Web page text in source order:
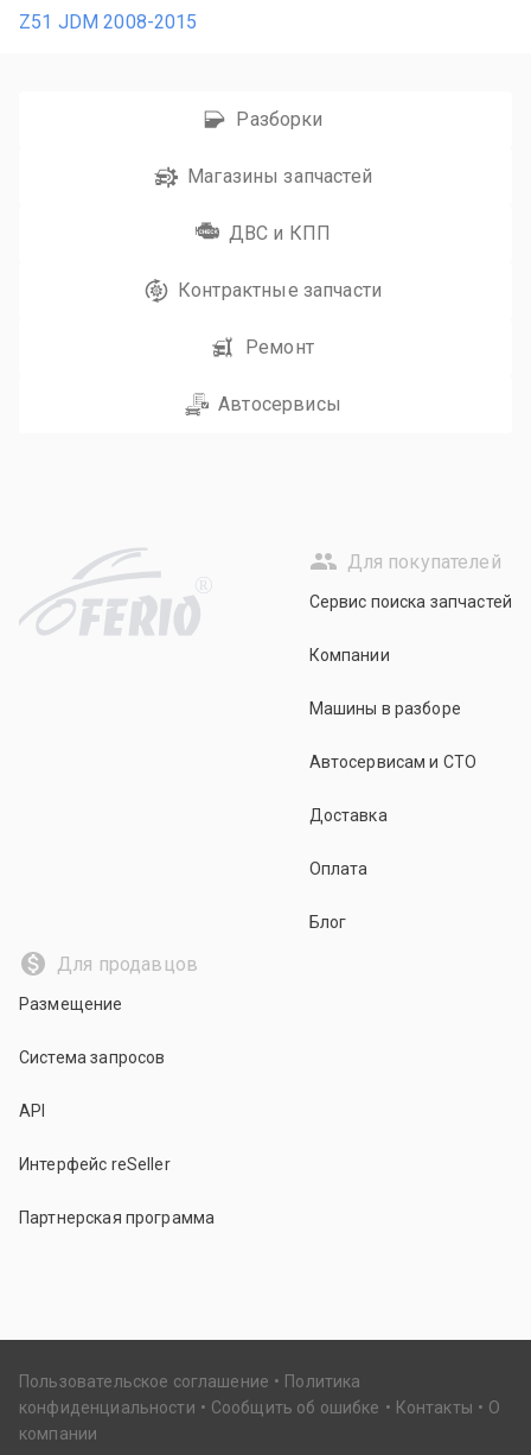
Z51 JDM 2008-2015
Разборки
Магазины запчастей
ДВС и КПП
Контрактные запчасти
Ремонт
Автосервисы
R
Для покупателей
Сервис поиска запчастей
Компании
Машины в разборе
Автосервисам и СТО
Доставка
Оплата
Блог
Для продавцов
Размещение
Система запросов
API
Интерфейс reSeller
Партнерская программа
Пользовательское соглашение
Политика
конфиденциальности
Сообщить об ошибке Контакты
О
компании